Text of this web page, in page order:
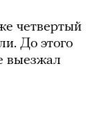
четвертый
До этого
выезжал